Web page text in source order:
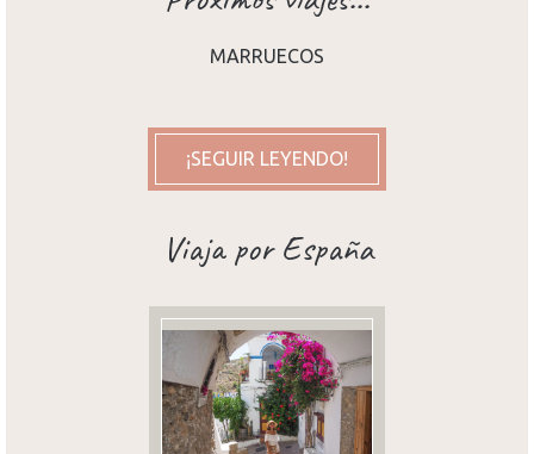
MARRUECOS
¡SEGUIR LEYENDO!
Viaja por España